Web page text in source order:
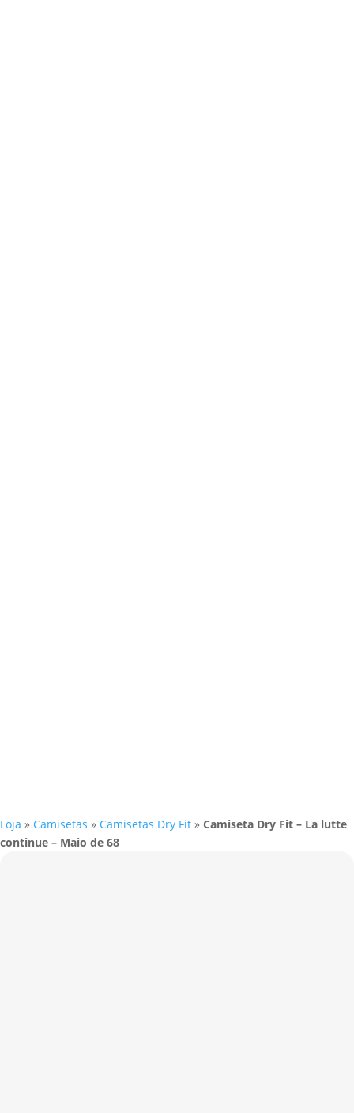
Loja » Camisetas » Camisetas Dry Fit » Camiseta Dry Fit – La lutte
continue – Maio de 68